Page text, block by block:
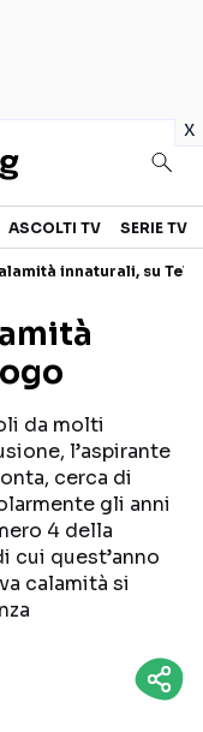
x
TV
SHOW
INFINITY
ASCOLTI TV SERIE TV
innaturali, su
da molti
l’aspirante
cerca di
gli anni
4 della
cui quest’anno
calamità si